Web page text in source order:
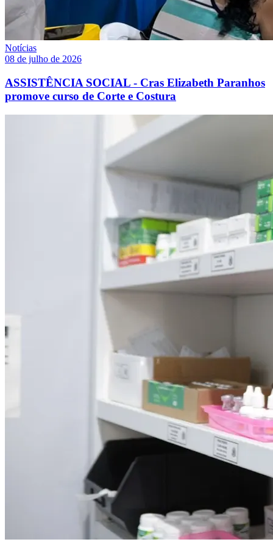
Notícias
08 de julho de 2026
ASSISTÊNCIA SOCIAL - Cras Elizabeth Paranhos
promove curso de Corte e Costura